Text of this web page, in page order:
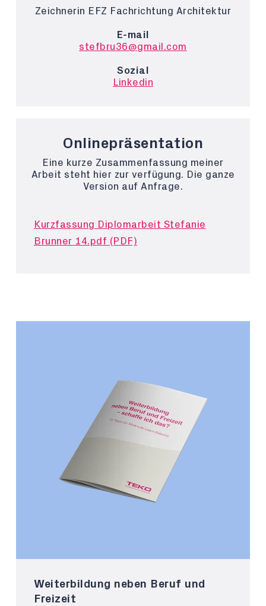
Zeichnerin EFZ Fachrichtung Architektur
E-mail
stefbru36@gmail.com
Sozial
Linkedin
Onlinepräsentation
Eine kurze Zusammenfassung meiner
Arbeit steht hier zur verfügung. Die ganze
Version auf Anfrage.
Kurzfassung Diplomarbeit Stefanie
Brunner 14.pdf (PDF)
Weiterbildung neben Beruf und
Freizeit